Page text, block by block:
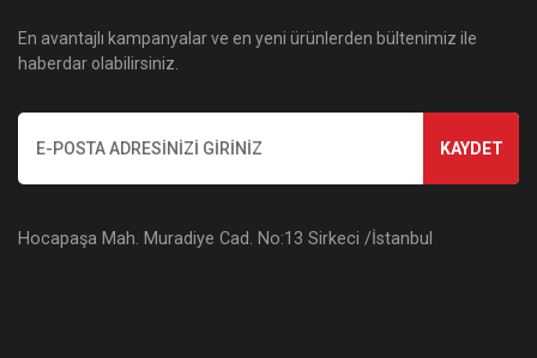
En avantajlı kampanyalar ve en yeni ürünlerden bültenimiz ile
haberdar olabilirsiniz.
KAYDET
Hocapaşa Mah. Muradiye Cad. No:13 Sirkeci /İstanbul